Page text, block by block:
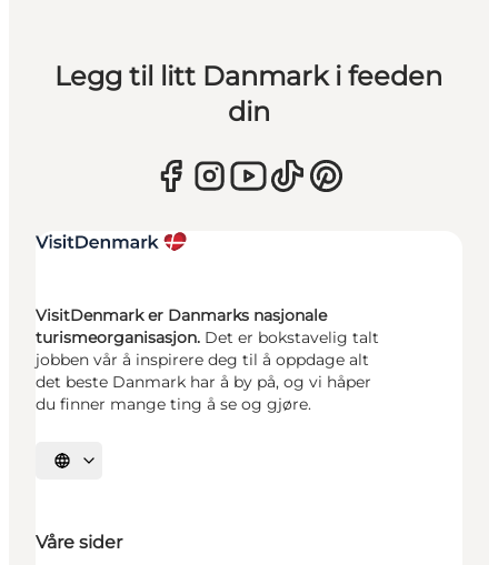
Legg til litt Danmark i feeden
din
VisitDenmark er Danmarks nasjonale
turismeorganisasjon. Det er bokstavelig talt
jobben vår å inspirere deg til å oppdage alt
det beste Danmark har å by på, og vi håper
du finner mange ting å se og gjøre.
Velg språk
Våre sider